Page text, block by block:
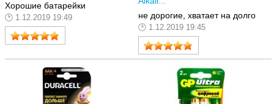
Хорошие батарейки
1.12.2019 19:49
не дорогие, хватает на долго
1.12.2019 19:45